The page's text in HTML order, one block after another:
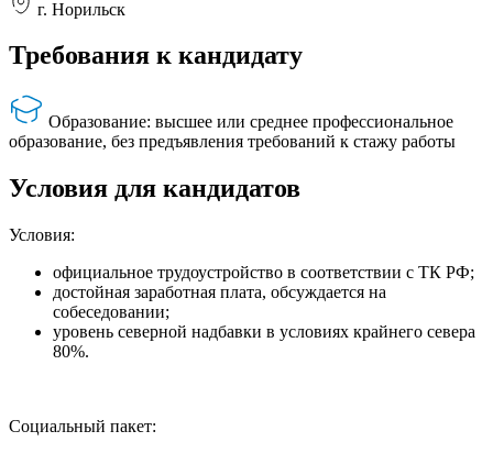
г. Норильск
Требования к кандидату
Образование: высшее или среднее профессиональное
образование, без предъявления требований к стажу работы
Условия для кандидатов
Условия:
официальное трудоустройство в соответствии с ТК РФ;
достойная заработная плата, обсуждается на
собеседовании;
уровень северной надбавки в условиях крайнего севера
80%.
Социальный пакет: